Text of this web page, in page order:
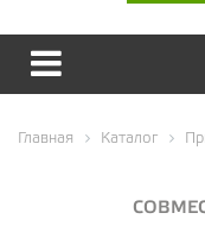
Главная Каталог